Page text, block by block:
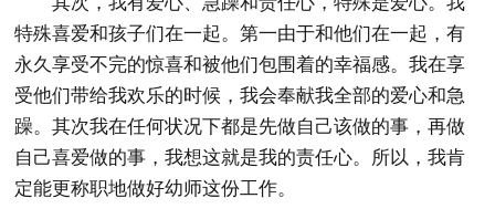
特殊喜爱和孩子们在一起。第一由于和他们在一起，有
永久享受不完的惊喜和被他们包围着的幸福感。我在享
受他们带给我欢乐的时候，我会奉献我全部的爱心和急
躁。其次我在任何状况下都是先做自己该做的事，再做
自己喜爱做的事，我想这就是我的责任心。所以，我肯
定能更称职地做好幼师这份工作。